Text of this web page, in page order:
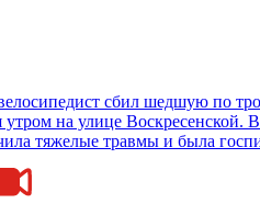
сбил шедшую по
на улице Воскресенской. В
тяжелые травмы и была